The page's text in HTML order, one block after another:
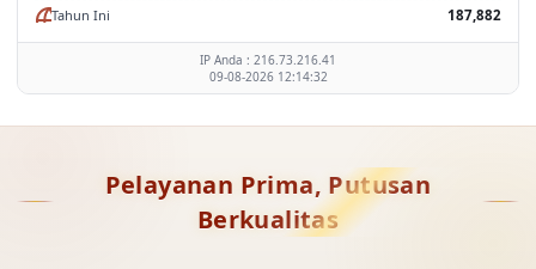
Bulan Kemarin
96,651
Tahun Ini
187,882
IP Anda : 216.73.216.41
Pelayanan Prima, Putusan
Berkualitas